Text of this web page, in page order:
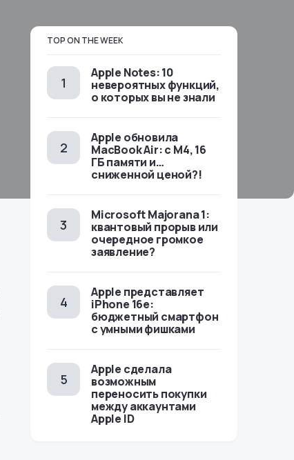
TOP ON THE WEEK
Apple Notes: 10
невероятных функций,
о которых вы не знали
Apple обновила
MacBook Air: с M4, 16
ГБ памяти и…
сниженной ценой?!
Microsoft Majorana 1:
квантовый прорыв или
очередное громкое
заявление?
Apple представляет
iPhone 16e:
бюджетный смартфон
с умными фишками
Apple сделала
возможным
переносить покупки
между аккаунтами
Apple ID